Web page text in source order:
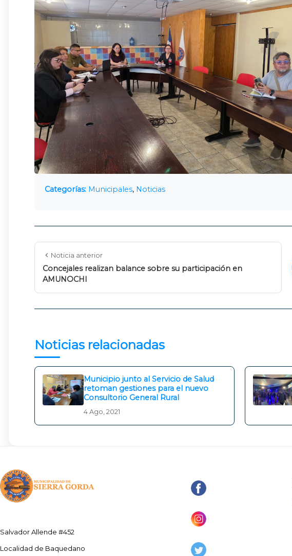
Categorías: Municipales, Noticias
Noticia anterior
Concejales realizan balance sobre su participación en
AMUNOCHI
Noticias relacionadas
Municipio junto al Servicio de Salud
retoman gestiones para el nuevo
Consultorio General Rural
4 Ago, 2021
Salvador Allende #452
Localidad de Baquedano